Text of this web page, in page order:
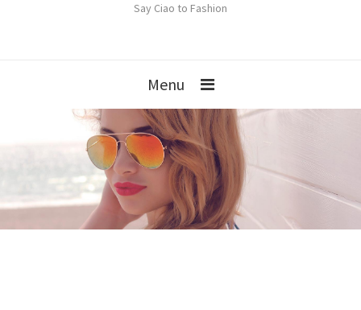
Say Ciao to Fashion
Menu